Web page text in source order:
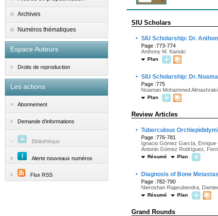
Archives
Numéros thématiques
Espace Auteurs
Droits de reproduction
Les actions
Abonnement
Demande d'informations
Bibliothèque
Alerte nouveaux numéros
Flux RSS
SIU Scholars
· SIU Scholarship: Dr.
Page :773-774
Anthony M. Kariuki
Plan
· SIU Scholarship: Dr.
Page :775
Noaman Mohammed Almashraki
Plan
Review Articles
· Tuberculous
Page :776-781
Ignacio Gómez García, Enrique
Antonio Gómez Rodríguez,
Résumé Plan
· Diagnosis of Bone
Page :782-790
Nieroshan Rajarubendra,
Résumé Plan
Grand Rounds